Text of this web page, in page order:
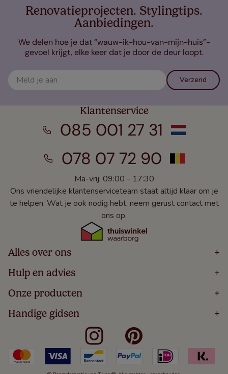
Renovatieprojecten. Stylingtips.
Aanbiedingen.
We delen hoe je dat “wauw-ik-hou-van-mijn-huis”-
gevoel krijgt, elke keer dat je door de deur loopt.
Verzend
Klantenservice
085 001 27 31
078 07 72 90
Ma-vrij: 09:00 - 17:30
Ons vriendelijke klantenserviceteam staat altijd klaar om je
te helpen. Wat je ook nodig hebt, neem gerust contact met
ons op.
Alles over ons +
Home
Over
Bestellen
Winacties
Veelgestelde Vragen
Hulp en advies +
Volg Je Bestelling
Levering
5 Jaar Garantie
Algemene Voorwaarden
Kindveiligheid
Cookies
Onze producten +
Houten Jaloezieën
Rolgordijnen
Verticale Jaloezieën
Duo Rolgordijnen
Duo Plisségordijnen
Handige gidsen +
Meten Voor Raamdecoratie
Badkamer Raamdecoratie
Slaapkamer Raamdecoratie
Keuken Raamdecoratie